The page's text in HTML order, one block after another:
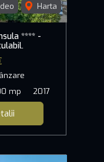
Harta
**** -
mp 2017